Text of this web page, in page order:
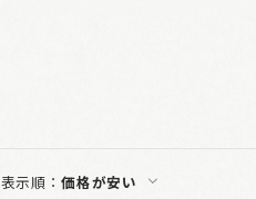
表示順：価格が安い